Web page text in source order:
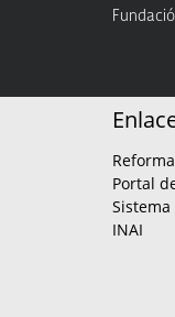
Portal
INAI